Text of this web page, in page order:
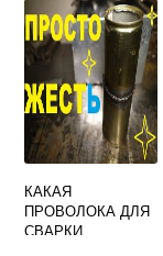
ПРОВЕДЕНИИ
ЭЛЕКТРОСВАРОЧ
НЫХ РАБОТ
КАКАЯ
ПРОВОЛОКА ДЛЯ
СВАРКИ